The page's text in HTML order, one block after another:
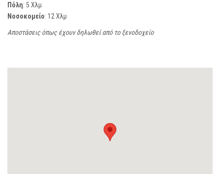
Πόλη: 5 Χλμ
Νοσοκομείο: 12 Χλμ
Αποστάσεις όπως έχουν δηλωθεί από το ξενοδοχείο